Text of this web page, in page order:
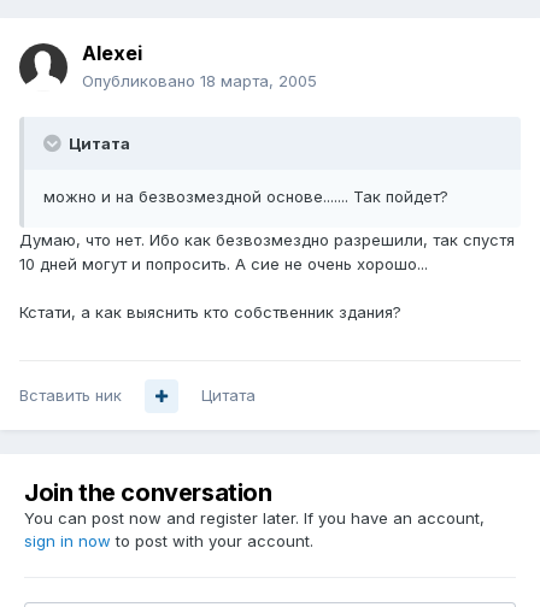
Alexei
Опубликовано 18 марта, 2005
Цитата
можно и на безвозмездной основе....... Так пойдет?
Думаю, что нет. Ибо как безвозмездно разрешили, так спустя
10 дней могут и попросить. А сие не очень хорошо...
Кстати, а как выяснить кто собственник здания?
Вставить ник Цитата
Join the conversation
You can post now and register later. If you have an account,
sign in now to post with your account.